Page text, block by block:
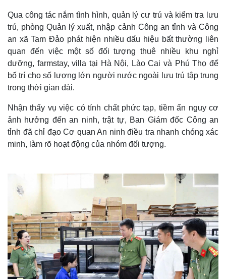
Thế giới
Quan sát
Multimedia
Video
Qua công tác nắm tình hình, quản lý cư trú và kiểm tra lưu
trú, phòng Quản lý xuất, nhập cảnh Công an tỉnh và Công
an xã Tam Đảo phát hiện nhiều dấu hiệu bất thường liên
quan đến việc một số đối tượng thuê nhiều khu nghỉ
dưỡng, farmstay, villa tại Hà Nội, Lào Cai và Phú Thọ để
bố trí cho số lượng lớn người nước ngoài lưu trú tập trung
trong thời gian dài.
Nhận thấy vụ việc có tính chất phức tạp, tiềm ẩn nguy cơ
ảnh hưởng đến an ninh, trật tự, Ban Giám đốc Công an
tỉnh đã chỉ đạo Cơ quan An ninh điều tra nhanh chóng xác
minh, làm rõ hoạt động của nhóm đối tượng.